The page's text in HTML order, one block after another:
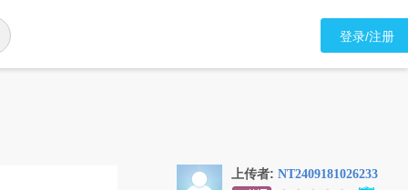
登录/注册
上传者: NT2409181026233